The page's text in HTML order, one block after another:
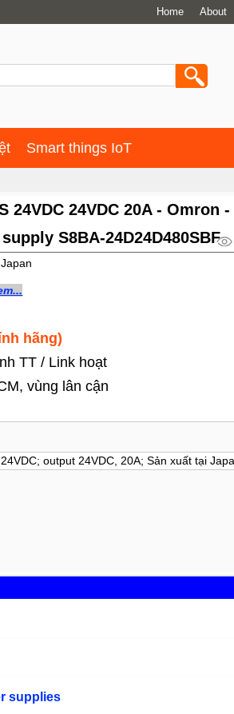
Home About
Smart things IoT
24VDC 24VDC 20A - Omron -
S8BA-24D24D480SBF
Japan
hãng)
TT / Link hoạt
vùng lân cận
output 24VDC, 20A; Sản xuất tại
supplies